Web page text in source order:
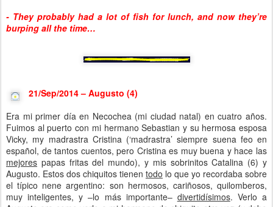
- They probably had a lot of fish for lunch, and now they’re
burping all the time…
21/Sep/2014 – Augusto (4)
Era mi primer día en Necochea (mi ciudad natal) en cuatro años.
Fuimos al puerto con mi hermano Sebastian y su hermosa esposa
Vicky, my madrastra Cristina (‘madrastra’ siempre suena feo en
español, de tantos cuentos, pero Cristina es muy buena y hace las
mejores papas fritas del mundo), y mis sobrinitos Catalina (6) y
Augusto. Estos dos chiquitos tienen todo lo que yo recordaba sobre
el típico nene argentino: son hermosos, cariñosos, quilomberos,
muy inteligentes, y –lo más importante– divertidísimos. Verlo a